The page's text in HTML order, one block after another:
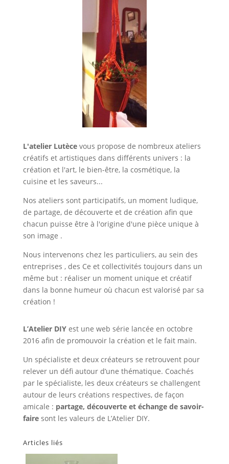
L'atelier Lutècevous propose de nombreux ateliers
créatifs et artistiques dans différents univers : la
création et l'art, le bien-être, la cosmétique, la
cuisine et les saveurs...
Nos ateliers sont participatifs, un moment ludique,
de partage, de découverte et de création afin que
chacun puisse être à l'origine d'une pièce unique à
son image .
Nous intervenons chez les particuliers, au sein des
entreprises , des Ce et collectivités toujours dans un
même but : réaliser un moment unique et créatif
dans la bonne humeur où chacun est valorisé par sa
création !
L’Atelier DIYest une web série lancée en octobre
2016 afin de promouvoir la création et le fait main.
Un spécialiste et deux créateurs se retrouvent pour
relever un défi autour d’une thématique. Coachés
par le spécialiste, les deux créateurs se challengent
autour de leurs créations respectives, de façon
amicale : partage, découverte et échange de savoir-
fairesont les valeurs de L’Atelier DIY.
Articles liés